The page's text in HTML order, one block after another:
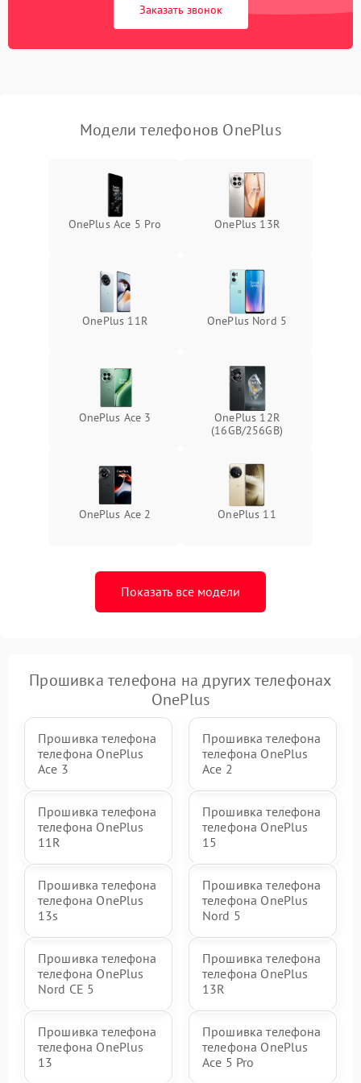
Заказать звонок
Модели телефонов OnePlus
OnePlus Ace 5 Pro OnePlus 13R
OnePlus 11R OnePlus Nord 5
OnePlus Ace 3
OnePlus 12R
(16GB/256GB)
OnePlus Ace 2 OnePlus 11
Показать все модели
Прошивка телефона на других телефонах
OnePlus
Прошивка телефона
телефона OnePlus
Ace 3
Прошивка телефона
телефона OnePlus
Ace 2
Прошивка телефона
телефона OnePlus
11R
Прошивка телефона
телефона OnePlus
15
Прошивка телефона
телефона OnePlus
13s
Прошивка телефона
телефона OnePlus
Nord 5
Прошивка телефона
телефона OnePlus
Nord CE 5
Прошивка телефона
телефона OnePlus
13R
Прошивка телефона
телефона OnePlus
13
Прошивка телефона
телефона OnePlus
Ace 5 Pro